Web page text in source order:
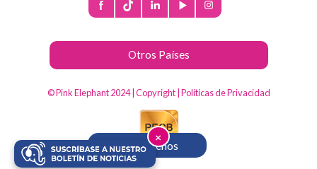
Contáctenos
Otros Países
© Pink Elephant 2024 | Copyright| Políticas de Privacidad
×